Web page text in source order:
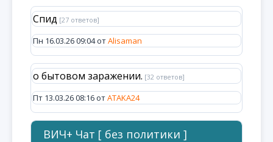
Спид [27 ответов]
Пн 16.03.26 09:04 отAlisaman
о бытовом заражении. [32 ответов]
Пт 13.03.26 08:16 отATAKA24
ВИЧ+ Чат [ без политики ]